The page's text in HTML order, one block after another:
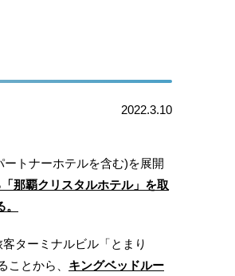
2022.3.10
トナーホテルを含む)を展開
那覇クリスタルホテル」を取
ターミナルビル「とまり
とから、 キングベッドルー